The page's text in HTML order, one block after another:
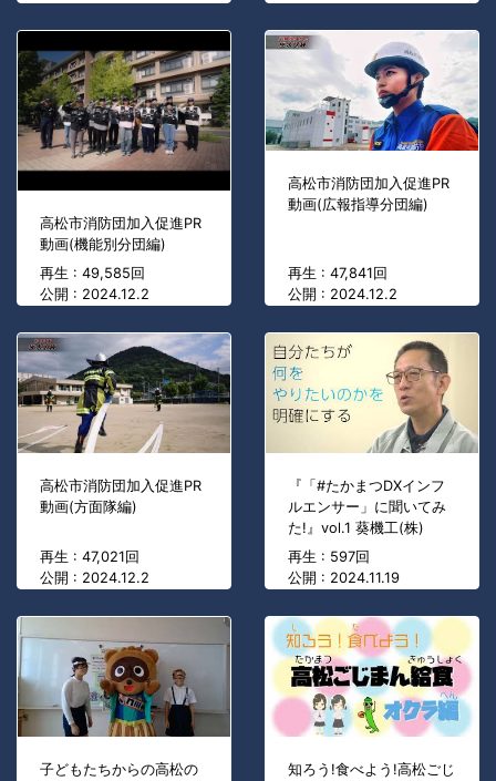
高松市消防団加入促進PR
動画(機能別分団編)
再生 : 49,585回
公開 : 2024.12.2
高松市消防団加入促進PR
動画(広報指導分団編)
再生 : 47,841回
公開 : 2024.12.2
高松市消防団加入促進PR
動画(方面隊編)
再生 : 47,021回
公開 : 2024.12.2
『「#たかまつDXインフ
ルエンサー」に聞いてみ
た!』vol.1 葵機工(株)
再生 : 597回
公開 : 2024.11.19
子どもたちからの高松の
知ろう!食べよう!高松ごじ